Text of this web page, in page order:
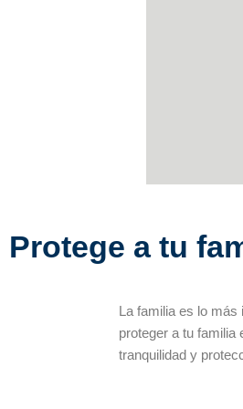
Protege a tu
La familia es lo más
proteger a tu
tranquilidad y